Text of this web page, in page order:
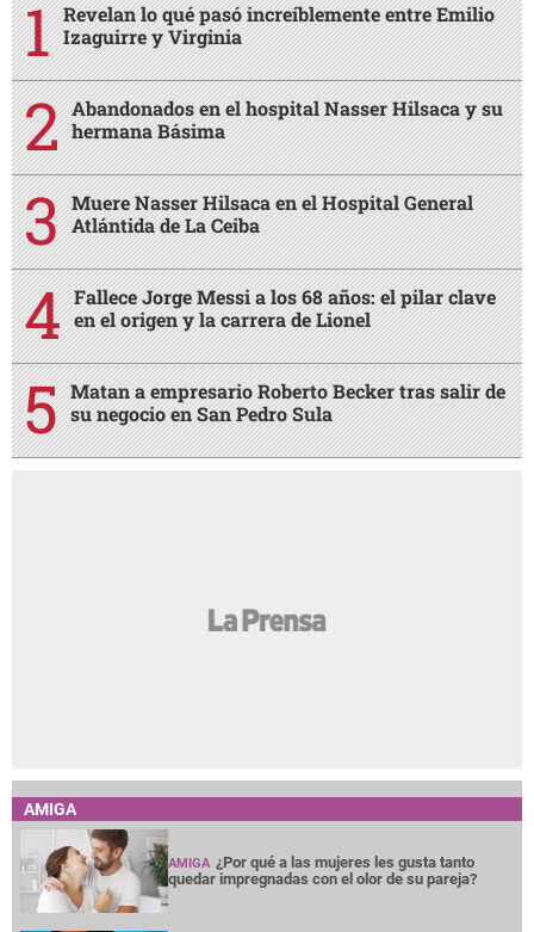
Revelan lo qué pasó increíblemente entre Emilio
Izaguirre y Virginia
Abandonados en el hospital Nasser Hilsaca y su
hermana Básima
Muere Nasser Hilsaca en el Hospital General
Atlántida de La Ceiba
Fallece Jorge Messi a los 68 años: el pilar clave
en el origen y la carrera de Lionel
Matan a empresario Roberto Becker tras salir de
su negocio en San Pedro Sula
AMIGA
AMIGA ¿Por qué a las mujeres les gusta tanto
quedar impregnadas con el olor de su pareja?